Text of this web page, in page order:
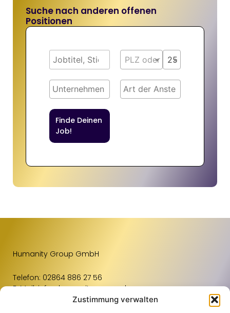
Zustimmung verwalten
Suche nach anderen offenen
Positionen
PLZ oder Ort25 km
Finde Deinen
Job!
Humanity Group GmbH
Telefon: 02864 886 27 56
E-Mail:info@humanity-group.de